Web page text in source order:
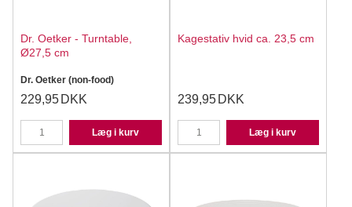
Dr. Oetker - Turntable,
Ø27,5 cm
Dr. Oetker (non-food)
229,95 DKK
Læg i kurv
Kagestativ hvid ca. 23,5 cm
239,95 DKK
Læg i kurv